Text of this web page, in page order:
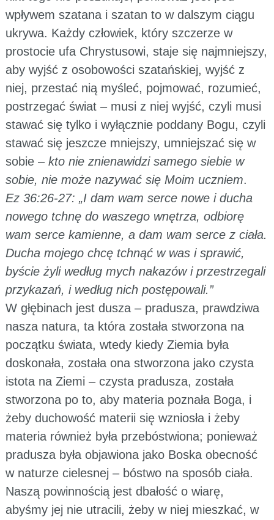
wpływem szatana i szatan to w dalszym ciągu
ukrywa. Każdy człowiek, który szczerze w
prostocie ufa Chrystusowi, staje się najmniejszy,
aby wyjść z osobowości szatańskiej, wyjść z
niej, przestać nią myśleć, pojmować, rozumieć,
postrzegać świat – musi z niej wyjść, czyli musi
stawać się tylko i wyłącznie poddany Bogu, czyli
stawać się jeszcze mniejszy, umniejszać się w
sobie – kto nie znienawidzi samego siebie w
sobie, nie może nazywać się Moim uczniem.
Ez 36:26-27: „I dam wam serce nowe i ducha
nowego tchnę do waszego wnętrza, odbiorę
wam serce kamienne, a dam wam serce z ciała.
Ducha mojego chcę tchnąć w was i sprawić,
byście żyli według mych nakazów i przestrzegali
przykazań, i według nich postępowali.”
W głębinach jest dusza – pradusza, prawdziwa
nasza natura, ta która została stworzona na
początku świata, wtedy kiedy Ziemia była
doskonała, została ona stworzona jako czysta
istota na Ziemi – czysta pradusza, została
stworzona po to, aby materia poznała Boga, i
żeby duchowość materii się wzniosła i żeby
materia również była przebóstwiona; ponieważ
pradusza była objawiona jako Boska obecność
w naturze cielesnej – bóstwo na sposób ciała.
Naszą powinnością jest dbałość o wiarę,
abyśmy jej nie utracili, żeby w niej mieszkać, w